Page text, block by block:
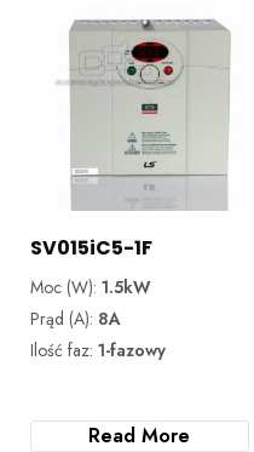
SV015iC5-1F
Moc (W): 1.5kW
Prąd (A): 8A
Ilość faz: 1-fazowy
Read More